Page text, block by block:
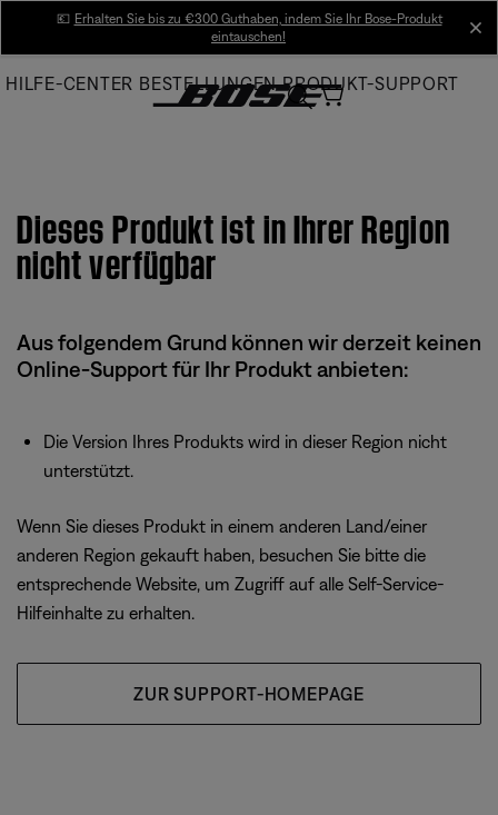
Main
💶 Erhalten Sie bis zu €300 Guthaben, indem Sie Ihr Bose-Produkt
eintauschen!
HILFE-CENTER BESTELLUNGEN PRODUKT-SUPPORT
Dieses Produkt ist in Ihrer Region
nicht verfügbar
Aus folgendem Grund können wir derzeit keinen
Online-Support für Ihr Produkt anbieten:
Die Version Ihres Produkts wird in dieser Region nicht
unterstützt.
Wenn Sie dieses Produkt in einem anderen Land/einer
anderen Region gekauft haben, besuchen Sie bitte die
entsprechende Website, um Zugriff auf alle Self-Service-
Hilfeinhalte zu erhalten.
ZUR SUPPORT-HOMEPAGE